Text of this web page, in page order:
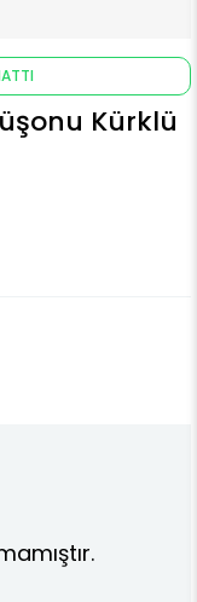
Kürklü